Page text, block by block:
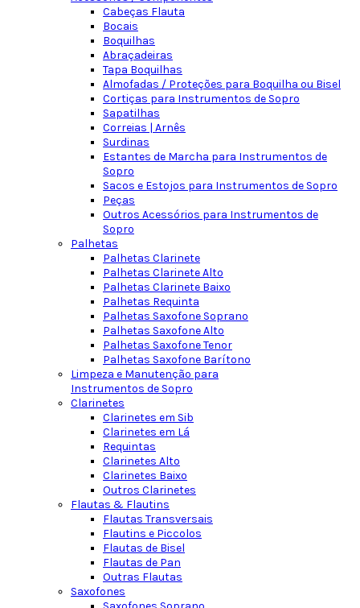
Cabeças Flauta
Bocais
Boquilhas
Abraçadeiras
Tapa Boquilhas
Almofadas / Proteções para Boquilha ou Bisel
Cortiças para Instrumentos de Sopro
Sapatilhas
Correias | Arnês
Surdinas
Estantes de Marcha para Instrumentos de
Sopro
Sacos e Estojos para Instrumentos de Sopro
Peças
Outros Acessórios para Instrumentos de
Sopro
Palhetas
Palhetas Clarinete
Palhetas Clarinete Alto
Palhetas Clarinete Baixo
Palhetas Requinta
Palhetas Saxofone Soprano
Palhetas Saxofone Alto
Palhetas Saxofone Tenor
Palhetas Saxofone Barítono
Limpeza e Manutenção para
Instrumentos de Sopro
Clarinetes
Clarinetes em Sib
Clarinetes em Lá
Requintas
Clarinetes Alto
Clarinetes Baixo
Outros Clarinetes
Flautas & Flautins
Flautas Transversais
Flautins e Piccolos
Flautas de Bisel
Flautas de Pan
Outras Flautas
Saxofones